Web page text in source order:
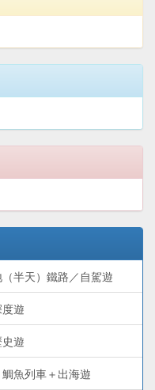
半天）鐵路／自駕遊
遊
遊
魚列車＋出海遊